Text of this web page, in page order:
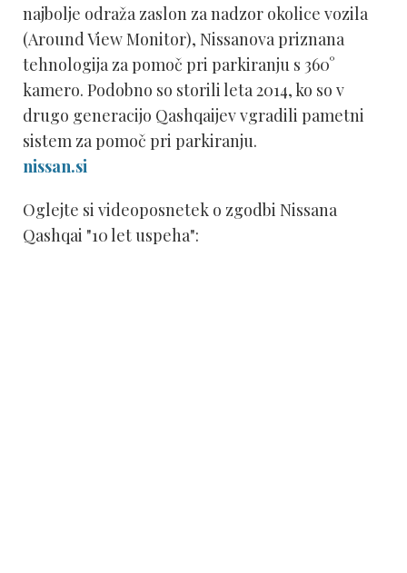
najbolje odraža zaslon za nadzor okolice vozila
(Around View Monitor), Nissanova priznana
tehnologija za pomoč pri parkiranju s 360°
kamero. Podobno so storili leta 2014, ko so v
drugo generacijo Qashqaijev vgradili pametni
sistem za pomoč pri parkiranju.
nissan.si
Oglejte si videoposnetek o zgodbi Nissana
Qashqai "10 let uspeha":